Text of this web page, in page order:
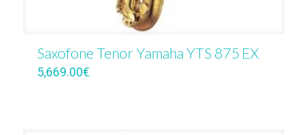
Saxofone Tenor Yamaha YTS 875 EX
5,669.00€